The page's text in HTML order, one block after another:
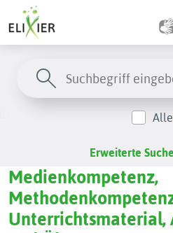
Erweiterte Suche
Medienkompetenz,
Unterrichtsmaterial,